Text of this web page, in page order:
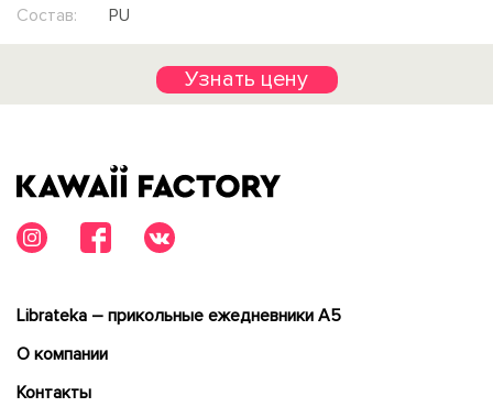
Состав: PU
Узнать цену
Librateka – прикольные ежедневники А5
О компании
Контакты